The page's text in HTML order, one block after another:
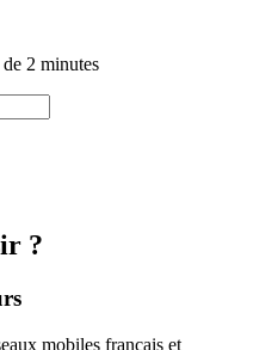
2 minutes
?
mobiles français et